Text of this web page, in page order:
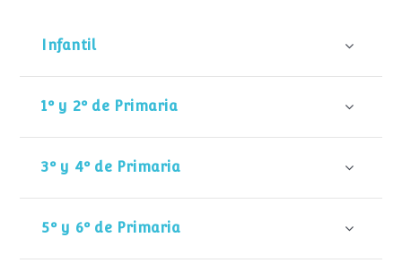
Infantil
1º y 2º de Primaria
3º y 4º de Primaria
5º y 6º de Primaria